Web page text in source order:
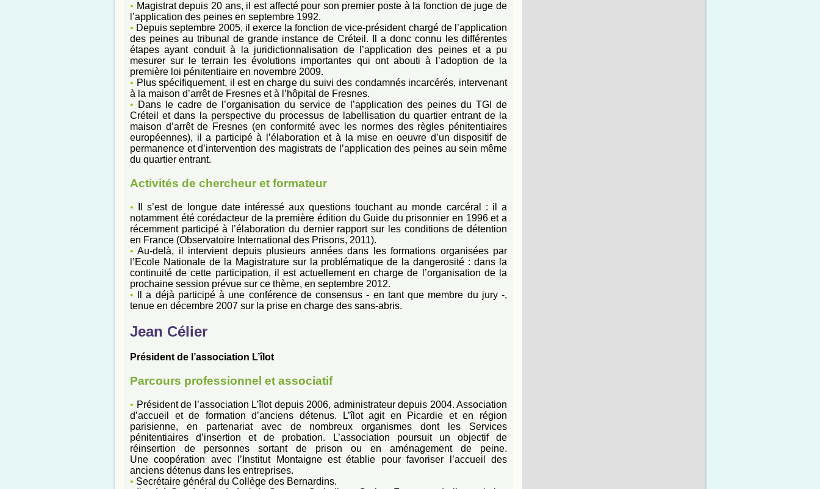
• Magistrat depuis 20 ans, il est affecté pour son premier poste à la fonction de juge de
l’application des peines en septembre 1992.
• Depuis septembre 2005, il exerce la fonction de vice-président chargé de l’application
des peines au tribunal de grande instance de Créteil. Il a donc connu les différentes
étapes ayant conduit à la juridictionnalisation de l’application des peines et a pu
mesurer sur le terrain les évolutions importantes qui ont abouti à l’adoption de la
première loi pénitentiaire en novembre 2009.
• Plus spécifiquement, il est en charge du suivi des condamnés incarcérés, intervenant
à la maison d’arrêt de Fresnes et à l’hôpital de Fresnes.
• Dans le cadre de l’organisation du service de l’application des peines du TGI de
Créteil et dans la perspective du processus de labellisation du quartier entrant de la
maison d’arrêt de Fresnes (en conformité avec les normes des règles pénitentiaires
européennes), il a participé à l’élaboration et à la mise en oeuvre d’un dispositif de
permanence et d’intervention des magistrats de l’application des peines au sein même
du quartier entrant.
Activités de chercheur et formateur
• Il s’est de longue date intéressé aux questions touchant au monde carcéral : il a
notamment été corédacteur de la première édition du Guide du prisonnier en 1996 et a
récemment participé à l’élaboration du dernier rapport sur les conditions de détention
en France (Observatoire International des Prisons, 2011).
• Au-delà, il intervient depuis plusieurs années dans les formations organisées par
l’Ecole Nationale de la Magistrature sur la problématique de la dangerosité : dans la
continuité de cette participation, il est actuellement en charge de l’organisation de la
prochaine session prévue sur ce thème, en septembre 2012.
• Il a déjà participé à une conférence de consensus - en tant que membre du jury -,
tenue en décembre 2007 sur la prise en charge des sans-abris.
Jean Célier
Président de l’association L’îlot
Parcours professionnel et associatif
• Président de l’association L’îlot depuis 2006, administrateur depuis 2004. Association
d’accueil et de formation d’anciens détenus. L’îlot agit en Picardie et en région
parisienne, en partenariat avec de nombreux organismes dont les Services
pénitentiaires d’insertion et de probation. L’association poursuit un objectif de
réinsertion de personnes sortant de prison ou en aménagement de peine.
Une coopération avec l’Institut Montaigne est établie pour favoriser l’accueil des
anciens détenus dans les entreprises.
• Secrétaire général du Collège des Bernardins.